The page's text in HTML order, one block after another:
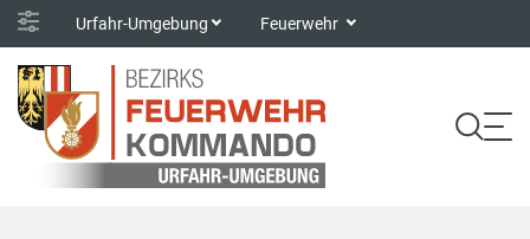
Urfahr-Umgebung Feuerwehr